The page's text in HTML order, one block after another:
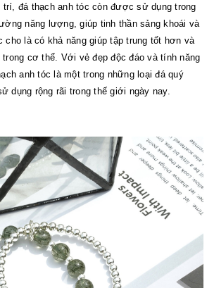
trí, đá thạch anh tóc còn được sử dụng trong
năng lượng, giúp tinh thần sảng khoái và
cho là có khả năng giúp tập trung tốt hơn và
cơ thể. Với vẻ đẹp độc đáo và tính năng
anh tóc là một trong những loại đá quý
dụng rộng rãi trong thế giới ngày nay.